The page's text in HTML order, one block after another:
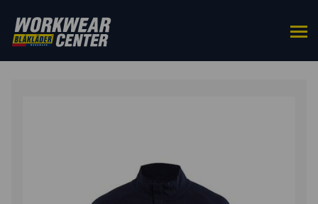
ETUSIVU/YLÄOSAT
/ MULTINORM